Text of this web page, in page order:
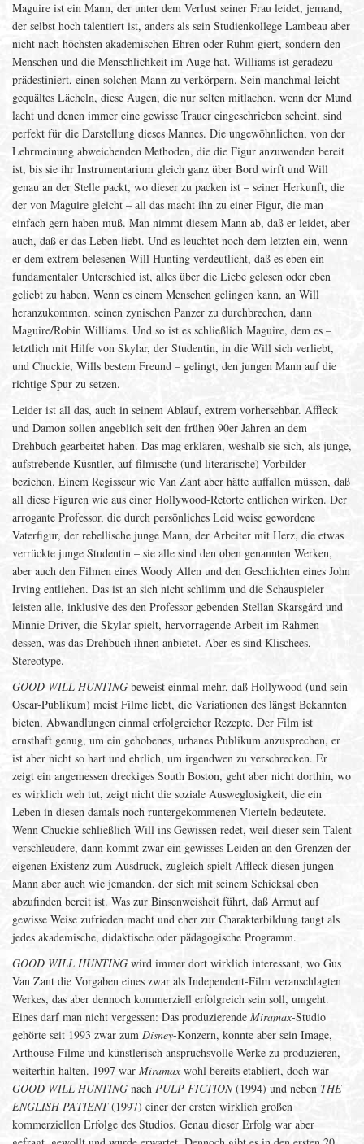
Maguire ist ein Mann, der unter dem Verlust seiner Frau leidet, jemand,
der selbst hoch talentiert ist, anders als sein Studienkollege Lambeau aber
nicht nach höchsten akademischen Ehren oder Ruhm giert, sondern den
Menschen und die Menschlichkeit im Auge hat. Williams ist geradezu
prädestiniert, einen solchen Mann zu verkörpern. Sein manchmal leicht
gequältes Lächeln, diese Augen, die nur selten mitlachen, wenn der Mund
lacht und denen immer eine gewisse Trauer eingeschrieben scheint, sind
perfekt für die Darstellung dieses Mannes. Die ungewöhnlichen, von der
Lehrmeinung abweichenden Methoden, die die Figur anzuwenden bereit
ist, bis sie ihr Instrumentarium gleich ganz über Bord wirft und Will
genau an der Stelle packt, wo dieser zu packen ist – seiner Herkunft, die
der von Maguire gleicht – all das macht ihn zu einer Figur, die man
einfach gern haben muß. Man nimmt diesem Mann ab, daß er leidet, aber
auch, daß er das Leben liebt. Und es leuchtet noch dem letzten ein, wenn
er dem extrem belesenen Will Hunting verdeutlicht, daß es eben ein
fundamentaler Unterschied ist, alles über die Liebe gelesen oder eben
geliebt zu haben. Wenn es einem Menschen gelingen kann, an Will
heranzukommen, seinen zynischen Panzer zu durchbrechen, dann
Maguire/Robin Williams. Und so ist es schließlich Maguire, dem es –
letztlich mit Hilfe von Skylar, der Studentin, in die Will sich verliebt,
und Chuckie, Wills bestem Freund – gelingt, den jungen Mann auf die
richtige Spur zu setzen.
Leider ist all das, auch in seinem Ablauf, extrem vorhersehbar. Affleck
und Damon sollen angeblich seit den frühen 90er Jahren an dem
Drehbuch gearbeitet haben. Das mag erklären, weshalb sie sich, als junge,
aufstrebende Küsntler, auf filmische (und literarische) Vorbilder
beziehen. Einem Regisseur wie Van Zant aber hätte auffallen müssen, daß
all diese Figuren wie aus einer Hollywood-Retorte entliehen wirken. Der
arrogante Professor, die durch persönliches Leid weise gewordene
Vaterfigur, der rebellische junge Mann, der Arbeiter mit Herz, die etwas
verrückte junge Studentin – sie alle sind den oben genannten Werken,
aber auch den Filmen eines Woody Allen und den Geschichten eines John
Irving entliehen. Das ist an sich nicht schlimm und die Schauspieler
leisten alle, inklusive des den Professor gebenden Stellan Skarsgård und
Minnie Driver, die Skylar spielt, hervorragende Arbeit im Rahmen
dessen, was das Drehbuch ihnen anbietet. Aber es sind Klischees,
Stereotype.
GOOD WILL HUNTING beweist einmal mehr, daß Hollywood (und sein
Oscar-Publikum) meist Filme liebt, die Variationen des längst Bekannten
bieten, Abwandlungen einmal erfolgreicher Rezepte. Der Film ist
ernsthaft genug, um ein gehobenes, urbanes Publikum anzusprechen, er
ist aber nicht so hart und ehrlich, um irgendwen zu verschrecken. Er
zeigt ein angemessen dreckiges South Boston, geht aber nicht dorthin, wo
es wirklich weh tut, zeigt nicht die soziale Ausweglosigkeit, die ein
Leben in diesen damals noch runtergekommenen Vierteln bedeutete.
Wenn Chuckie schließlich Will ins Gewissen redet, weil dieser sein Talent
verschleudere, dann kommt zwar ein gewisses Leiden an den Grenzen der
eigenen Existenz zum Ausdruck, zugleich spielt Affleck diesen jungen
Mann aber auch wie jemanden, der sich mit seinem Schicksal eben
abzufinden bereit ist. Was zur Binsenweisheit führt, daß Armut auf
gewisse Weise zufrieden macht und eher zur Charakterbildung taugt als
jedes akademische, didaktische oder pädagogische Programm.
GOOD WILL HUNTING wird immer dort wirklich interessant, wo Gus
Van Zant die Vorgaben eines zwar als Independent-Film veranschlagten
Werkes, das aber dennoch kommerziell erfolgreich sein soll, umgeht.
Eines darf man nicht vergessen: Das produzierendeMiramax-Studio
gehörte seit 1993 zwar zum Disney-Konzern, konnte aber sein Image,
Arthouse-Filme und künstlerisch anspruchsvolle Werke zu produzieren,
weiterhin halten. 1997 warMiramax wohl bereits etabliert, doch war
GOOD WILL HUNTING nach PULP FICTION(1994) und neben THE
ENGLISH PATIENT(1997) einer der ersten wirklich großen
kommerziellen Erfolge des Studios. Genau dieser Erfolg war aber